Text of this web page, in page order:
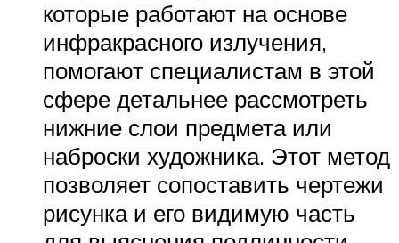
которые работают на основе
инфракрасного излучения,
помогают специалистам в этой
сфере детальнее рассмотреть
нижние слои предмета или
наброски художника. Этот метод
позволяет сопоставить чертежи
рисунка и его видимую часть